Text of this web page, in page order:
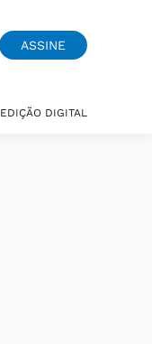
ASSINE
EDIÇÃO DIGITAL